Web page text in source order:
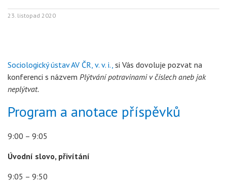
23. listopad 2020
Sociologický ústav AV ČR, v. v. i., si Vás dovoluje pozvat na
konferenci s názvem Plýtvání potravinami v číslech aneb jak
neplýtvat.
Program a anotace příspěvků
9:00 – 9:05
Úvodní slovo, přivítání
9:05 – 9:50